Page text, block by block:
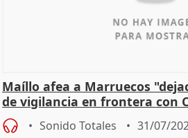
Maíllo afea a Marruecos
de vigilancia en frontera con
Sonido Totales 31/07/